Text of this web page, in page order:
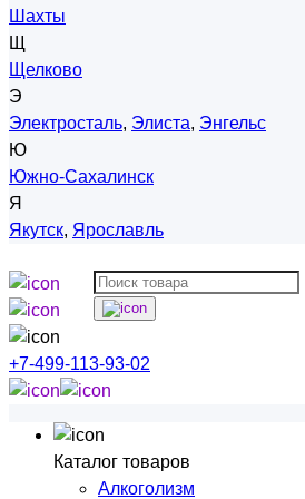
Шахты
Щ
Щелково
Э
Электросталь, Элиста, Энгельс
Ю
Южно-Сахалинск
Я
Якутск, Ярославль
+7-499-113-93-02
Каталог товаров
Алкоголизм